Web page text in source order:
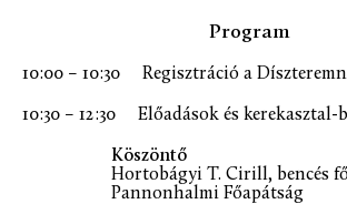
Program
10:00 – 10:30 Regisztráció a
10:30 – 12:30 Előadások és kerekasztal-
Köszöntő
Hortobágyi T. Cirill, bencés
Pannonhalmi Főapátság